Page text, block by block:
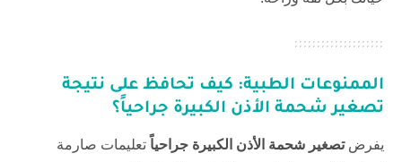
الممنوعات الطبية: كيف تحافظ على نتيجة
تصغير شحمة الأذن الكبيرة جراحياً؟
يفرضتصغير شحمة الأذن الكبيرة جراحياً تعليمات صارمة